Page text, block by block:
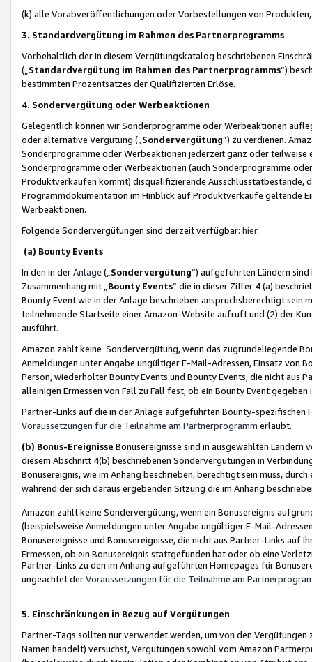
(k) alle Vorabveröffentlichungen oder Vorbestellungen von
3. Standardvergütung im Rahmen des Partnerprogramms
Vorbehaltlich der in diesem Vergütungskatalog beschriebenen
(„ Standardvergütung im Rahmen des Partnerprogramms“)
bestimmten Prozentsatzes der Qualifizierten Erlöse.
4. Sondervergütung oder Werbeaktionen
Gelegentlich können wir Sonderprogramme oder Werbeaktionen
oder alternative Vergütung („ Sondervergütung”) zu verdienen.
Sonderprogramme oder Werbeaktionen jederzeit ganz oder
Sonderprogramme oder Werbeaktionen (auch Sonderprogramme
Produktverkäufen kommt) disqualifizierende Ausschlusstatbestände,
Programmdokumentation im Hinblick auf Produktverkäufe geltende
Werbeaktionen.
Folgende Sondervergütungen sind derzeit verfügbar: hier.
(a) Bounty Events
In den in derAnlage („ Sondervergütung“) aufgeführten Ländern
Zusammenhang mit „ Bounty Events“ die in dieser Ziffer 4 (a)
Bounty Event wie in der Anlage beschrieben anspruchsberechtigt sein
teilnehmende Startseite einer Amazon-Website aufruft und (2) der
ausführt.
Amazon zahlt keine Sondervergütung, wenn das zugrundeliegende
Anmeldungen unter Angabe ungültiger E-Mail-Adressen, Einsatz von
Person, wiederholter Bounty Events und Bounty Events, die nicht
alleinigen Ermessen von Fall zu Fall fest, ob ein Bounty Event
Partner-Links auf die in der Anlage aufgeführten Bounty-spezifischen
Voraussetzungen für die Teilnahme am Partnerprogramm erlaubt.
(b) Bonus-Ereignisse Bonusereignisse sind in ausgewählten Ländern
diesem Abschnitt 4(b) beschriebenen Sondervergütungen in
Bonusereignis, wie im Anhang beschrieben, berechtigt sein muss,
während der sich daraus ergebenden Sitzung die im Anhang
Amazon zahlt keine Sondervergütung, wenn ein Bonusereignis
(beispielsweise Anmeldungen unter Angabe ungültiger E-Mail-
Bonusereignisse und Bonusereignisse, die nicht aus Partner-Links auf
Ermessen, ob ein Bonusereignis stattgefunden hat oder ob eine
Partner-Links zu den im Anhang aufgeführten Homepages für
ungeachtet derVoraussetzungen für die Teilnahme am
5. Einschränkungen in Bezug auf Vergütungen
Partner-Tags sollten nur verwendet werden, um von den
Namen handelt) versuchst, Vergütungen sowohl vom Amazon